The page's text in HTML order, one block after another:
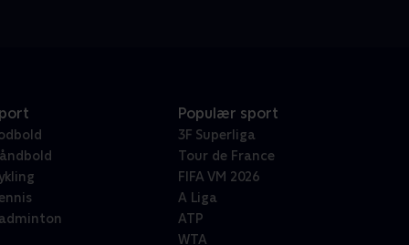
Populær sport
3F Superliga
Tour de France
FIFA VM 2026
A Liga
ATP
WTA